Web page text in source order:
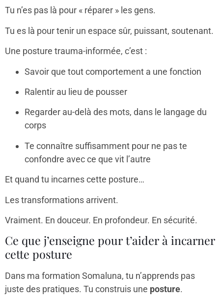
Tu n’es pas là pour « réparer » les gens.
Tu es là pour tenir un espace sûr, puissant, soutenant.
Une posture trauma-informée, c’est :
Savoir que tout comportement a une fonction
Ralentir au lieu de pousser
Regarder au-delà des mots, dans le langage du
corps
Te connaître suffisamment pour ne pas te
confondre avec ce que vit l’autre
Et quand tu incarnes cette posture…
Les transformations arrivent.
Vraiment. En douceur. En profondeur. En sécurité.
Ce que j’enseigne pour t’aider à incarner
cette posture
Dans ma formation Somaluna, tu n’apprends pas
juste des pratiques. Tu construis une posture.